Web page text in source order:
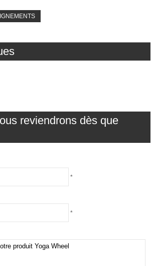
reviendrons dès que
*
*